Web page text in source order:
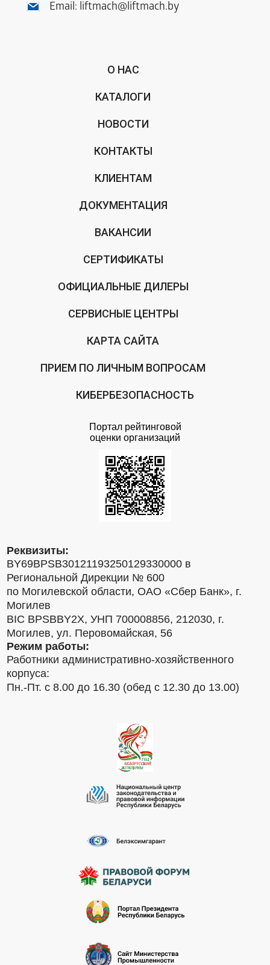
Email: liftmach@liftmach.by
О НАС
КАТАЛОГИ
НОВОСТИ
КОНТАКТЫ
КЛИЕНТАМ
ДОКУМЕНТАЦИЯ
ВАКАНСИИ
СЕРТИФИКАТЫ
ОФИЦИАЛЬНЫЕ ДИЛЕРЫ
СЕРВИСНЫЕ ЦЕНТРЫ
КАРТА САЙТА
ПРИЕМ ПО ЛИЧНЫМ ВОПРОСАМ
КИБЕРБЕЗОПАСНОСТЬ
Портал рейтинговой
оценки организаций
Реквизиты:
BY69BPSB30121193250129330000 в
Региональной Дирекции № 600
по Могилевской области, ОАО «Сбер Банк», г.
Могилев
BIC BPSBBY2X, УНП 700008856, 212030, г.
Могилев, ул. Перовомайская, 56
Режим работы:
Работники административно-хозяйственного
корпуса:
Пн.-Пт. с 8.00 до 16.30 (обед с 12.30 до 13.00)